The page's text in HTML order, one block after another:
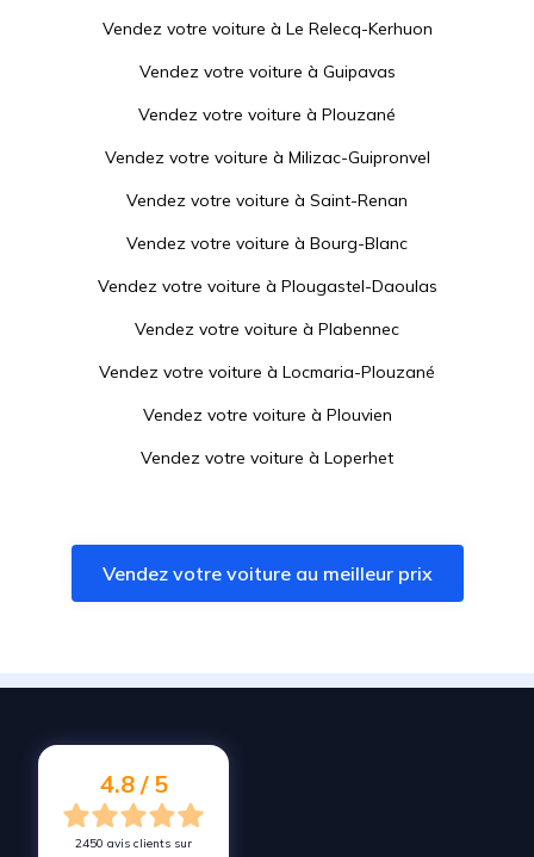
Vendez votre voiture à Le Relecq-Kerhuon
Vendez votre voiture à Guipavas
Vendez votre voiture à Plouzané
Vendez votre voiture à Milizac-Guipronvel
Vendez votre voiture à Saint-Renan
Vendez votre voiture à Bourg-Blanc
Vendez votre voiture à Plougastel-Daoulas
Vendez votre voiture à Plabennec
Vendez votre voiture à Locmaria-Plouzané
Vendez votre voiture à Plouvien
Vendez votre voiture à Loperhet
Vendez votre voiture àPlouguin
Vendez votre voiture àLanvéoc
Vendez votre voiture à
Vendez votre voiture au meilleur prix
4.8 / 5
2450 avis clients sur